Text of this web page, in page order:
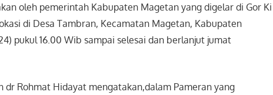
oleh pemerintah Kabupaten Magetan yang digelar di Gor Ki
di Desa Tambran, Kecamatan Magetan, Kabupaten
pukul 16.00 Wib sampai selesai dan berlanjut jumat
dr Rohmat Hidayat mengatakan,dalam Pameran yang